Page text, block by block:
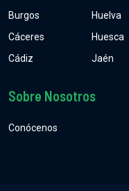
Burgos
Cáceres
Cádiz
Huelva
Huesca
Jaén
Sobre Nosotros
Conócenos